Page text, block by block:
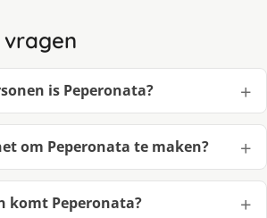
is Peperonata?
om Peperonata te maken?
komt Peperonata?